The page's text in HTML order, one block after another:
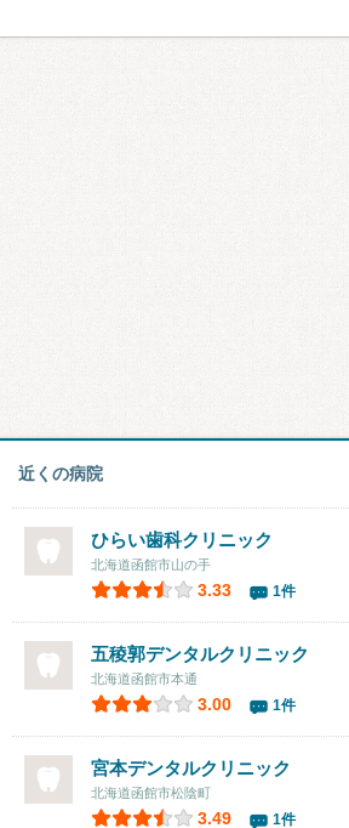
近くの病院
ひらい歯科クリニック
北海道函館市山の手
3.33 1件
五稜郭デンタルクリニック
北海道函館市本通
3.00 1件
宮本デンタルクリニック
北海道函館市松陰町
3.49 1件